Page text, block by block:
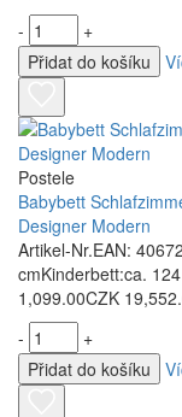
-
+
Přidat do košíku
Postele
Babybett
Designer Modern
Artikel-Nr.EAN:
cmKinderbett:ca.
1,099.00CZK
-
+
Přidat do košíku